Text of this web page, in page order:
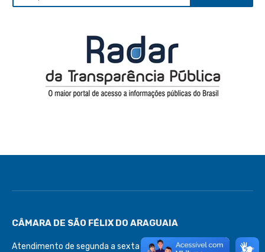
CÂMARA DE SÃO FÉLIX DO ARAGUAIA
Atendimento de segunda a sexta de 08:00 às 13:00